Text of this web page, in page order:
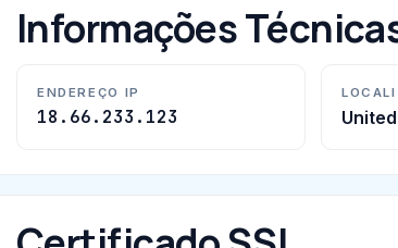
Informações
ENDEREÇO IP
18.66.233.123